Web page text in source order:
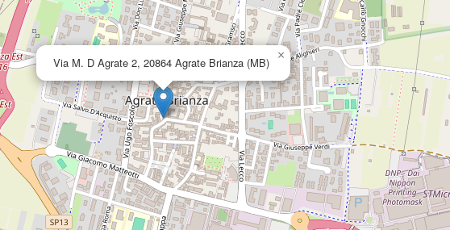
Via M. D Agrate 2, 20864 Agrate Brianza (MB) ×